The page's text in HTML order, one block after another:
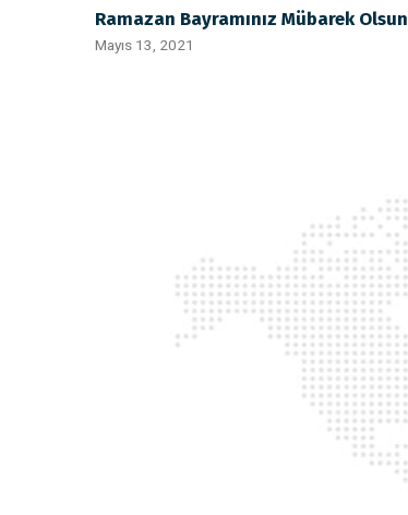
Ramazan Bayramınız Mübarek Olsun
Mayıs 13, 2021